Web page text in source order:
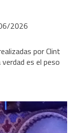
2026
por Clint
es el peso